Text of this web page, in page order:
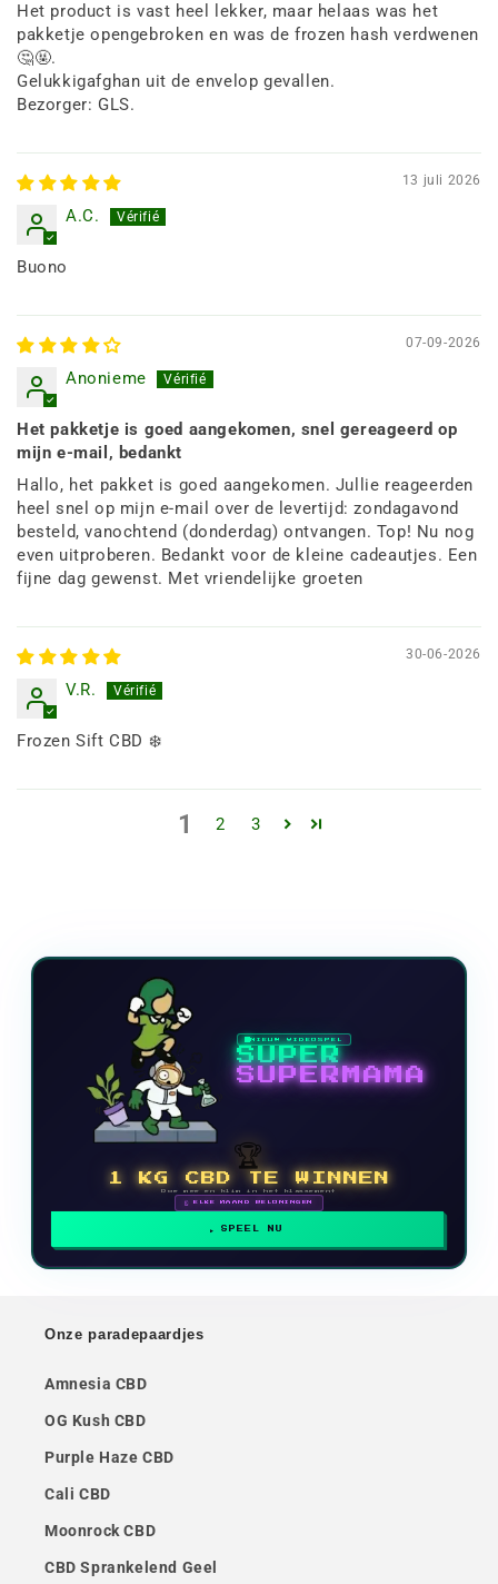
Het product is vast heel lekker, maar helaas was het
pakketje opengebroken en was de frozen hash verdwenen
🤔🤬.
Gelukkigafghan uit de envelop gevallen.
Bezorger: GLS.
13 juli 2026
A.C.
Buono
07-09-2026
Anonieme
Het pakketje is goed aangekomen, snel gereageerd op
mijn e-mail, bedankt
Hallo, het pakket is goed aangekomen. Jullie reageerden
heel snel op mijn e-mail over de levertijd: zondagavond
besteld, vanochtend (donderdag) ontvangen. Top! Nu nog
even uitproberen. Bedankt voor de kleine cadeautjes. Een
fijne dag gewenst. Met vriendelijke groeten
30-06-2026
V.R.
Frozen Sift CBD ❄️
1 2 3
NIEUW VIDEOSPEL
SUPER
SUPERMAMA
🏆
1 KG CBD TE WINNEN
Doe mee en klim in het klassement
🗓 ELKE MAAND BELONINGEN
SPEEL NU
Onze paradepaardjes
Amnesia CBD
OG Kush CBD
Purple Haze CBD
Cali CBD
Moonrock CBD
CBD Sprankelend Geel